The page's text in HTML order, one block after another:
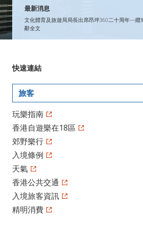
最新消息
文化體育及旅遊局局長出席昂坪360二十周年—纜
辭全文
快速連結
旅客
玩樂指南
香港自遊樂在18區
郊野樂行
入境條例
天氣
香港公共交通
入境旅客資訊
精明消費